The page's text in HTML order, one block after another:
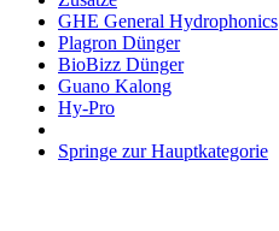
GHE General Hydrophonics
Plagron Dünger
BioBizz Dünger
Guano Kalong
Hy-Pro
Springe zur Hauptkategorie